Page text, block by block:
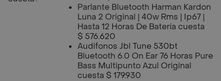
Parlante Bluetooth Harman Kardon
Luna 2 Original | 40w Rms | Ip67 |
Hasta 12 Horas De Batería cuesta
$ 576.620
Audifonos Jbl Tune 530bt
Bluetooth 6.0 On Ear 76 Horas Pure
Bass Multipunto Azul Original
cuesta $ 179.930